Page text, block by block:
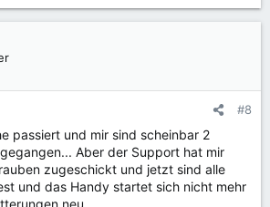
#8
passiert und mir sind scheinbar 2
Aber der Support hat mir
zugeschickt und jetzt sind alle
und das Handy startet sich nicht mehr
neu.